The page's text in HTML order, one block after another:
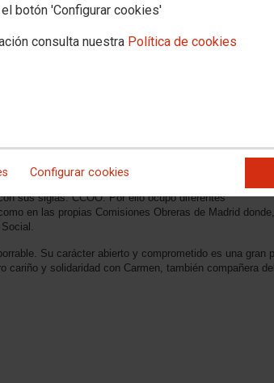
botón 'Configurar cookies'
consulta nuestra Política de cookies
Configurar cookies
de la Rúa, el compañero Horacio, con quien
y amistad.
Madrid es muy larga. Gran conocedor de la Negociación
sus siglas: CCOO. Por ello ocupó diferentes
en las propias Comisiones Obreras de Madrid
Su carácter abierto y comprometido es una gran
cariño y solidaridad con Carmen, también compañera del